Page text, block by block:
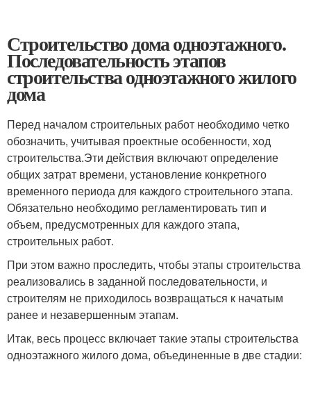
Строительство дома одноэтажного.
Последовательность этапов
строительства одноэтажного жилого
дома
Перед началом строительных работ необходимо четко
обозначить, учитывая проектные особенности, ход
строительства.Эти действия включают определение
общих затрат времени, установление конкретного
временного периода для каждого строительного этапа.
Обязательно необходимо регламентировать тип и
объем, предусмотренных для каждого этапа,
строительных работ.
При этом важно проследить, чтобы этапы строительства
реализовались в заданной последовательности, и
строителям не приходилось возвращаться к начатым
ранее и незавершенным этапам.
Итак, весь процесс включает такие этапы строительства
одноэтажного жилого дома, объединенные в две стадии: